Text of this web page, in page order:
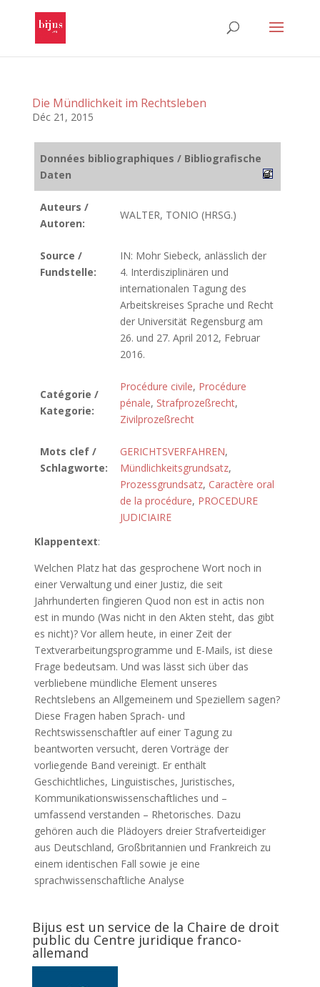
Die Mündlichkeit im Rechtsleben
Déc 21, 2015
Données bibliographiques / Bibliografische
Daten
Auteurs /
Autoren:
WALTER, TONIO (HRSG.)
Source /
Fundstelle:
IN: Mohr Siebeck, anlässlich der
4. Interdisziplinären und
internationalen Tagung des
Arbeitskreises Sprache und Recht
der Universität Regensburg am
26. und 27. April 2012, Februar
2016.
Catégorie /
Kategorie:
Procédure civile, Procédure
pénale, Strafprozeßrecht,
Zivilprozeßrecht
Mots clef /
Schlagworte:
GERICHTSVERFAHREN,
Mündlichkeitsgrundsatz,
Prozessgrundsatz, Caractère oral
de la procédure, PROCEDURE
JUDICIAIRE
Klappentext:
Welchen Platz hat das gesprochene Wort noch in
einer Verwaltung und einer Justiz, die seit
Jahrhunderten fingieren Quod non est in actis non
est in mundo (Was nicht in den Akten steht, das gibt
es nicht)? Vor allem heute, in einer Zeit der
Textverarbeitungsprogramme und E-Mails, ist diese
Frage bedeutsam. Und was lässt sich über das
verbliebene mündliche Element unseres
Rechtslebens an Allgemeinem und Speziellem sagen?
Diese Fragen haben Sprach- und
Rechtswissenschaftler auf einer Tagung zu
beantworten versucht, deren Vorträge der
vorliegende Band vereinigt. Er enthält
Geschichtliches, Linguistisches, Juristisches,
Kommunikationswissenschaftliches und –
umfassend verstanden – Rhetorisches. Dazu
gehören auch die Plädoyers dreier Strafverteidiger
aus Deutschland, Großbritannien und Frankreich zu
einem identischen Fall sowie je eine
sprachwissenschaftliche Analyse
Bijus est un service de la Chaire de droit
public du Centre juridique franco-
allemand